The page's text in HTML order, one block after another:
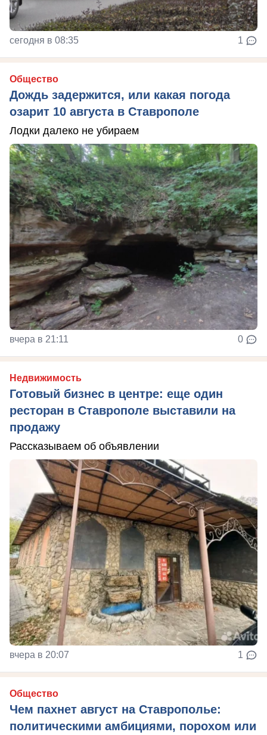
сегодня в 08:35 1
Общество
Дождь задержится, или какая погода
озарит 10 августа в Ставрополе
Лодки далеко не убираем
вчера в 21:11 0
Недвижимость
Готовый бизнес в центре: еще один
ресторан в Ставрополе выставили на
продажу
Рассказываем об объявлении
вчера в 20:07 1
Общество
Чем пахнет август на Ставрополье:
политическими амбициями, порохом или